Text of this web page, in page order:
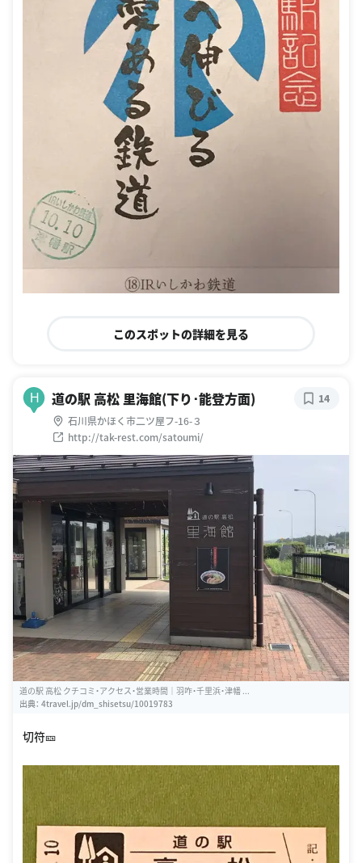
このスポットの詳細を見る
H 道の駅 高松 里海館(下り･能登方面)
石川県かほく市二ツ屋フ-16-３
http://tak-rest.com/satoumi/
14
道の駅 高松 クチコミ・アクセス・営業時間｜羽咋・千里浜・津幡 ...
出典： 4travel.jp/dm_shisetsu/10019783
切符🎫